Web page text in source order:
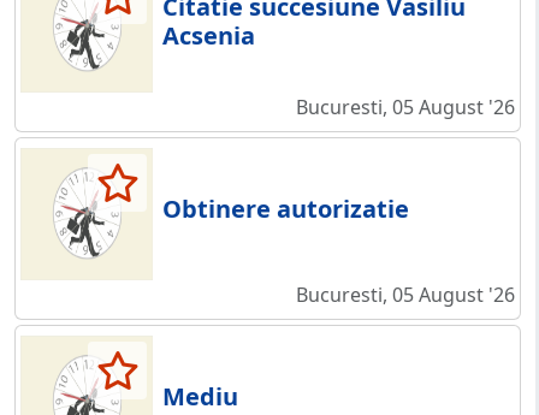
Citatie succesiune Vasiliu
Acsenia
Bucuresti, 05 August '26
Obtinere autorizatie
Bucuresti, 05 August '26
Mediu